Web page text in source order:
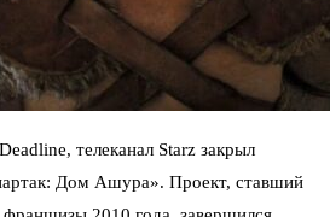
телеканал Starz закрыл
Дом Ашура». Проект, ставший